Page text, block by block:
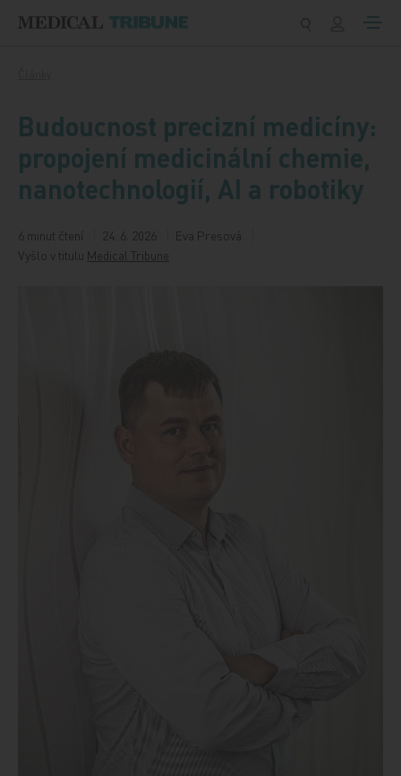
Budoucnost precizní medicíny:
propojení medicinální chemie,
nanotechnologií, AI a robotiky
6 minut čtení 24. 6. 2026
Eva Presová
Vyšlo v titulu Medical Tribune